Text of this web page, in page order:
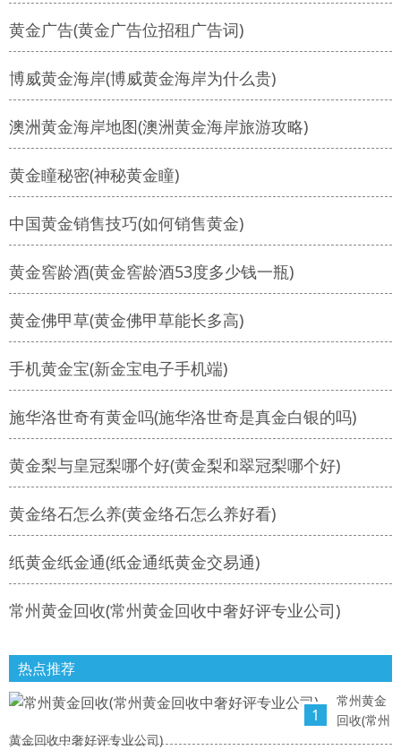
黄金广告(黄金广告位招租广告词)
博威黄金海岸(博威黄金海岸为什么贵)
澳洲黄金海岸地图(澳洲黄金海岸旅游攻略)
黄金瞳秘密(神秘黄金瞳)
中国黄金销售技巧(如何销售黄金)
黄金窖龄酒(黄金窖龄酒53度多少钱一瓶)
黄金佛甲草(黄金佛甲草能长多高)
手机黄金宝(新金宝电子手机端)
施华洛世奇有黄金吗(施华洛世奇是真金白银的吗)
黄金梨与皇冠梨哪个好(黄金梨和翠冠梨哪个好)
黄金络石怎么养(黄金络石怎么养好看)
纸黄金纸金通(纸金通纸黄金交易通)
常州黄金回收(常州黄金回收中奢好评专业公司)
热点推荐
1
常州黄金
回收(常州
黄金回收中奢好评专业公司)